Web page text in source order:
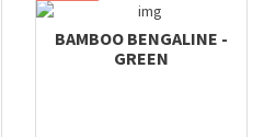
BAMBOO BENGALINE -
GREEN